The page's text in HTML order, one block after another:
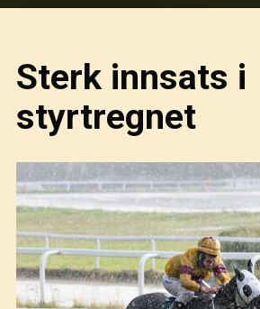
Sterk innsats i
styrtregnet